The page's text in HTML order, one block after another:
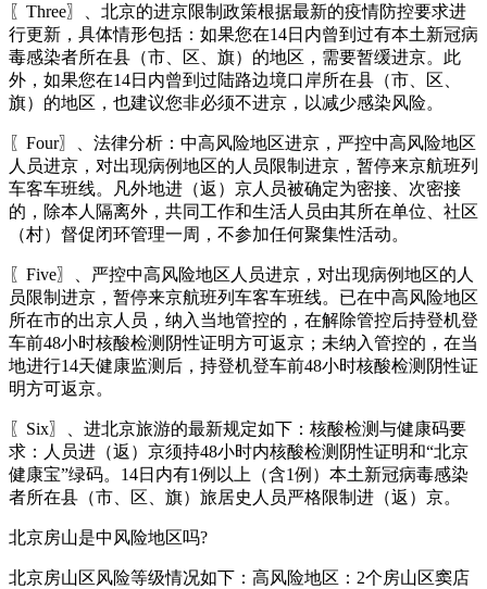
〖Three〗、北京的进京限制政策根据最新的疫情防控要求进
行更新，具体情形包括：如果您在14日内曾到过有本土新冠病
毒感染者所在县（市、区、旗）的地区，需要暂缓进京。此
外，如果您在14日内曾到过陆路边境口岸所在县（市、区、
旗）的地区，也建议您非必须不进京，以减少感染风险。
〖Four〗、法律分析：中高风险地区进京，严控中高风险地区
人员进京，对出现病例地区的人员限制进京，暂停来京航班列
车客车班线。凡外地进（返）京人员被确定为密接、次密接
的，除本人隔离外，共同工作和生活人员由其所在单位、社区
（村）督促闭环管理一周，不参加任何聚集性活动。
〖Five〗、严控中高风险地区人员进京，对出现病例地区的人
员限制进京，暂停来京航班列车客车班线。已在中高风险地区
所在市的出京人员，纳入当地管控的，在解除管控后持登机登
车前48小时核酸检测阴性证明方可返京；未纳入管控的，在当
地进行14天健康监测后，持登机登车前48小时核酸检测阴性证
明方可返京。
〖Six〗、进北京旅游的最新规定如下：核酸检测与健康码要
求：人员进（返）京须持48小时内核酸检测阴性证明和“北京
健康宝”绿码。14日内有1例以上（含1例）本土新冠病毒感染
者所在县（市、区、旗）旅居史人员严格限制进（返）京。
北京房山是中风险地区吗?
北京房山区风险等级情况如下：高风险地区：2个房山区窦店